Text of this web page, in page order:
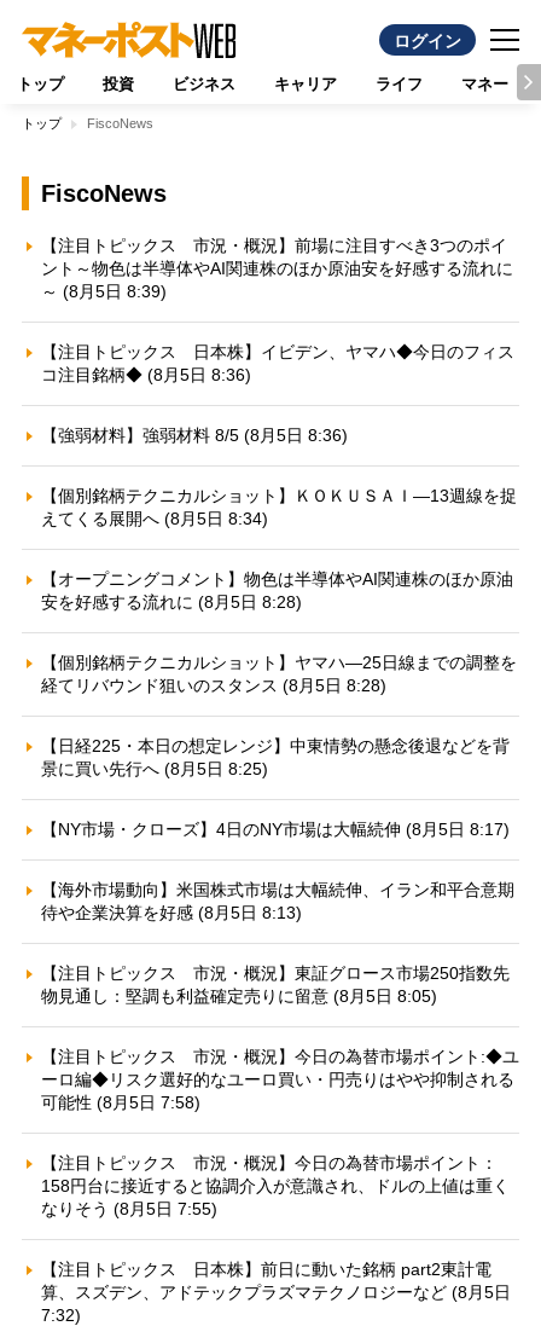
ログイン
トップ 投資 ビジネス キャリア ライフ マネー
トップ FiscoNews
FiscoNews
【注目トピックス 市況・概況】前場に注目すべき3つのポイ
ント～物色は半導体やAI関連株のほか原油安を好感する流れに
～ (8月5日 8:39)
【注目トピックス 日本株】イビデン、ヤマハ◆今日のフィス
コ注目銘柄◆ (8月5日 8:36)
【強弱材料】強弱材料 8/5 (8月5日 8:36)
【個別銘柄テクニカルショット】ＫＯＫＵＳＡＩ—13週線を捉
えてくる展開へ (8月5日 8:34)
【オープニングコメント】物色は半導体やAI関連株のほか原油
安を好感する流れに (8月5日 8:28)
【個別銘柄テクニカルショット】ヤマハ—25日線までの調整を
経てリバウンド狙いのスタンス (8月5日 8:28)
【日経225・本日の想定レンジ】中東情勢の懸念後退などを背
景に買い先行へ (8月5日 8:25)
【NY市場・クローズ】4日のNY市場は大幅続伸 (8月5日 8:17)
【海外市場動向】米国株式市場は大幅続伸、イラン和平合意期
待や企業決算を好感 (8月5日 8:13)
【注目トピックス 市況・概況】東証グロース市場250指数先
物見通し：堅調も利益確定売りに留意 (8月5日 8:05)
【注目トピックス 市況・概況】今日の為替市場ポイント:◆ユ
ーロ編◆リスク選好的なユーロ買い・円売りはやや抑制される
可能性 (8月5日 7:58)
【注目トピックス 市況・概況】今日の為替市場ポイント：
158円台に接近すると協調介入が意識され、ドルの上値は重く
なりそう (8月5日 7:55)
【注目トピックス 日本株】前日に動いた銘柄 part2東計電
算、スズデン、アドテックプラズマテクノロジーなど (8月5日
7:32)